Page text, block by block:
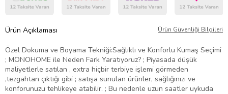
Ürün Açıklaması Ürün Güvenliği Bilgileri
Özel Dokuma ve Boyama Tekniği:Sağlıklı ve Konforlu Kumaş Seçimi
; MONOHOME ile Neden Fark Yaratıyoruz? ; Piyasada düşük
maliyetlerle satılan , extra hiçbir terbiye işlemi görmeden
,tezgahtan çıktığı gibi ; satışa sunulan ürünler, sağlığınızı ve
konforunuzu tehlikeye atabilir. ; Bu nedenle uzun saatler uykuda